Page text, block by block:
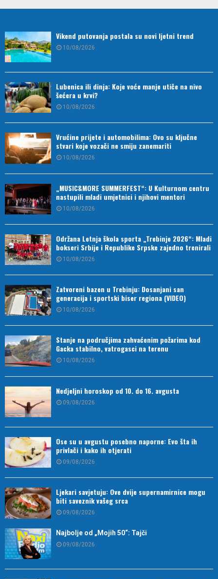
Vikend putovanja postala su novi ljetni trend
10/08/2026
Lubenica ili dinja: Koje voće manje utiče na nivo
šećera u krvi?
10/08/2026
Vrućine prijete i automobilima: Ovo su ključne
stvari koje vozači ne smiju zanemariti
10/08/2026
„MUSIC&MORE SUMMERFEST“: U Kulturnom centru
nastupili mladi umjetnici i njihovi mentori
10/08/2026
Održana Letnja škola sporta „Trebinje 2026“: Mladi
bokseri Srbije i Republike Srpske zajedno trenirali
10/08/2026
Zatvoreni bazen u Trebinju: Dosanjani san
generacija i sportski biser regiona (VIDEO)
10/08/2026
Stanje na područjima zahvaćenim požarima kod
Gacka stabilno, vatrogasci na terenu
10/08/2026
Nedjeljni horoskop od 10. do 16. avgusta
09/08/2026
Ose su u avgustu posebno naporne: Evo šta ih
privlači i kako ih otjerati
09/08/2026
Ljekari savjetuju: Ove dvije supernamirnice mogu
biti saveznik vašeg srca
09/08/2026
Najbolje od „Mojih 50“: Tajči
09/08/2026